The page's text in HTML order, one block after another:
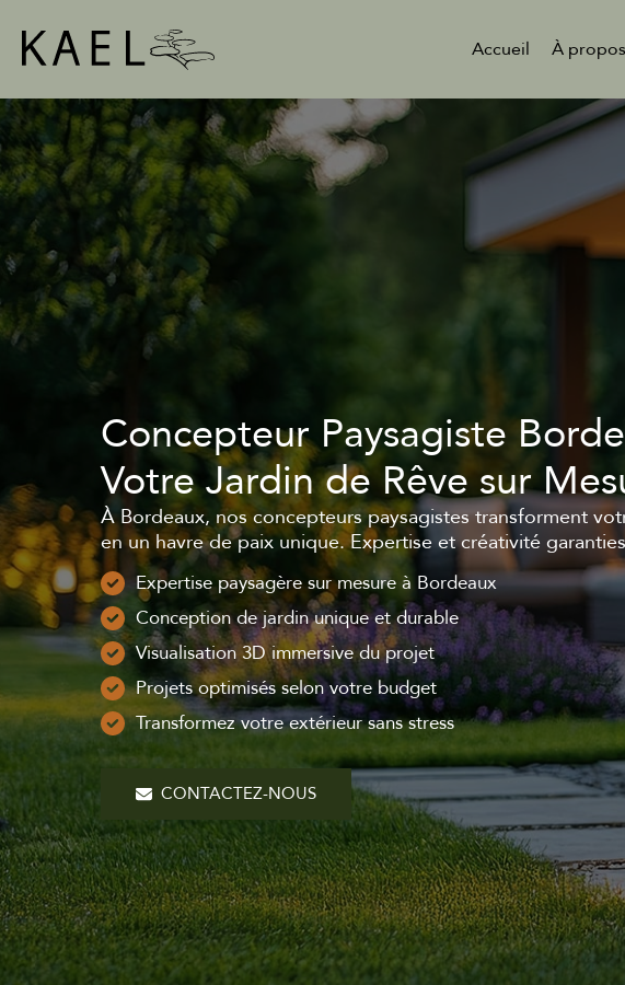
Accueil À propos
Concepteur Paysagiste
Votre Jardin de Rêve sur
À Bordeaux, nos concepteurs paysagistes transforment
en un havre de paix unique. Expertise et créativité
Expertise paysagère sur mesure à Bordeaux
Conception de jardin unique et durable
Visualisation 3D immersive du projet
Projets optimisés selon votre budget
Transformez votre extérieur sans stress
CONTACTEZ-NOUS